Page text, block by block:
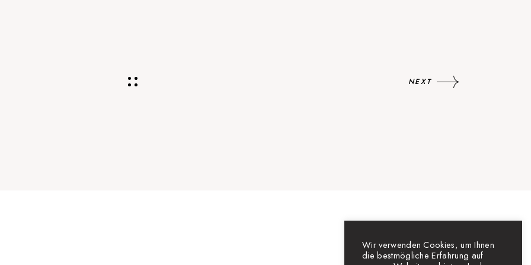
NEXT
Wir verwenden Cookies, um Ihnen
die bestmögliche Erfahrung auf